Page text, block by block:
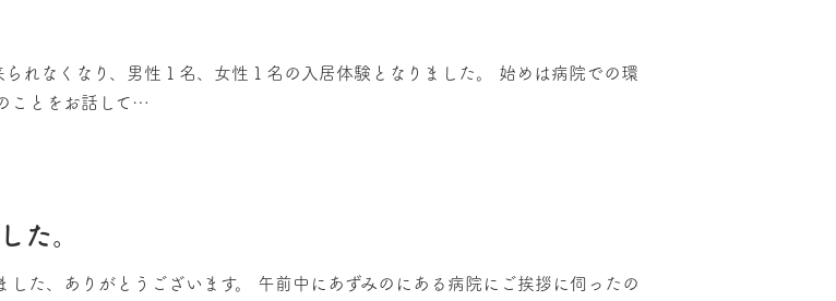
れなくなり、男性１名、女性１名の入居体験となりました。 始めは病院での環
ことをお話して…
た。
た、ありがとうございます。 午前中にあずみのにある病院にご挨拶に伺ったの